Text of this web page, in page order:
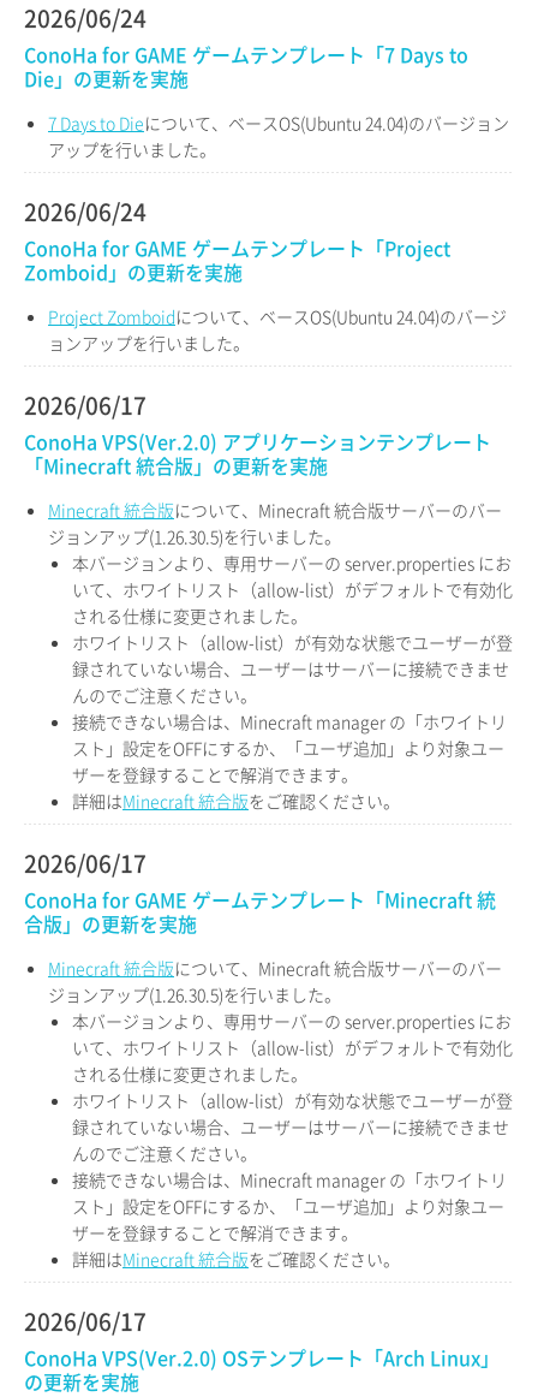
2026/06/24
ConoHa for GAME ゲームテンプレート「7 Days to
Die」の更新を実施
7 Days to Dieについて、ベースOS(Ubuntu 24.04)のバージョン
アップを行いました。
2026/06/24
ConoHa for GAME ゲームテンプレート「Project
Zomboid」の更新を実施
Project Zomboidについて、ベースOS(Ubuntu 24.04)のバージ
ョンアップを行いました。
2026/06/17
ConoHa VPS(Ver.2.0) アプリケーションテンプレート
「Minecraft 統合版」の更新を実施
Minecraft 統合版について、Minecraft 統合版サーバーのバー
ジョンアップ(1.26.30.5)を行いました。
本バージョンより、専用サーバーの server.properties にお
いて、ホワイトリスト（allow-list）がデフォルトで有効化
される仕様に変更されました。
ホワイトリスト（allow-list）が有効な状態でユーザーが登
録されていない場合、ユーザーはサーバーに接続できませ
んのでご注意ください。
接続できない場合は、Minecraft manager の「ホワイトリ
スト」設定をOFFにするか、「ユーザ追加」より対象ユー
ザーを登録することで解消できます。
詳細はMinecraft 統合版をご確認ください。
2026/06/17
ConoHa for GAME ゲームテンプレート「Minecraft 統
合版」の更新を実施
Minecraft 統合版について、Minecraft 統合版サーバーのバー
ジョンアップ(1.26.30.5)を行いました。
本バージョンより、専用サーバーの server.properties にお
いて、ホワイトリスト（allow-list）がデフォルトで有効化
される仕様に変更されました。
ホワイトリスト（allow-list）が有効な状態でユーザーが登
録されていない場合、ユーザーはサーバーに接続できませ
んのでご注意ください。
接続できない場合は、Minecraft manager の「ホワイトリ
スト」設定をOFFにするか、「ユーザ追加」より対象ユー
ザーを登録することで解消できます。
詳細はMinecraft 統合版をご確認ください。
2026/06/17
ConoHa VPS(Ver.2.0) OSテンプレート「Arch Linux」
の更新を実施